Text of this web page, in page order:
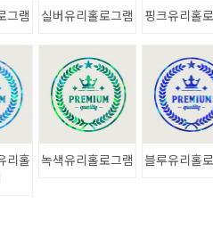
그램 실버유리홀로그램 핑크유리홀
리홀
녹색유리홀로그램 블루유리홀